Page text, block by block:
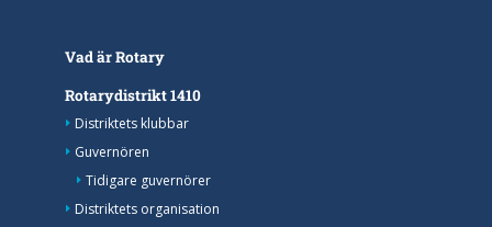
Vad är Rotary
Rotarydistrikt 1410
Distriktets klubbar
Guvernören
Tidigare guvernörer
Distriktets organisation